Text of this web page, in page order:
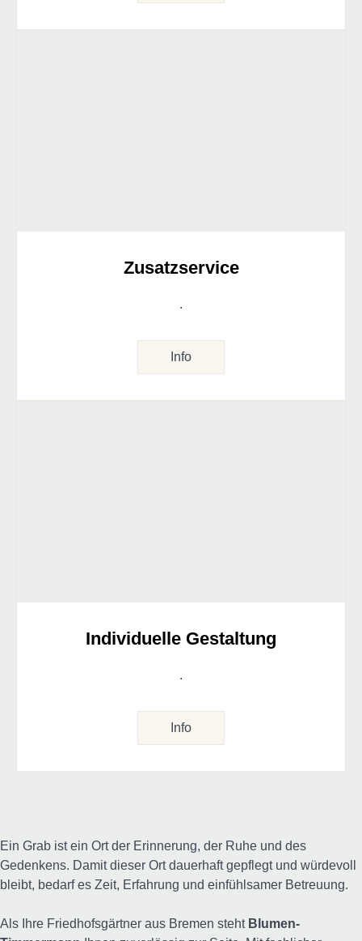
Zusatzservice
.
Info
Individuelle Gestaltung
.
Info
Ein Grab ist ein Ort der Erinnerung, der Ruhe und des
Gedenkens. Damit dieser Ort dauerhaft gepflegt und würdevoll
bleibt, bedarf es Zeit, Erfahrung und einfühlsamer Betreuung.
Als Ihre Friedhofsgärtner aus Bremen steht Blumen-